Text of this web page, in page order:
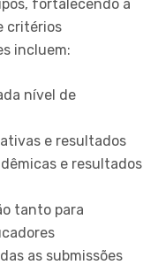
fortalecendo a
critérios
incluem:
nível de
e resultados
e resultados
tanto para
as submissões